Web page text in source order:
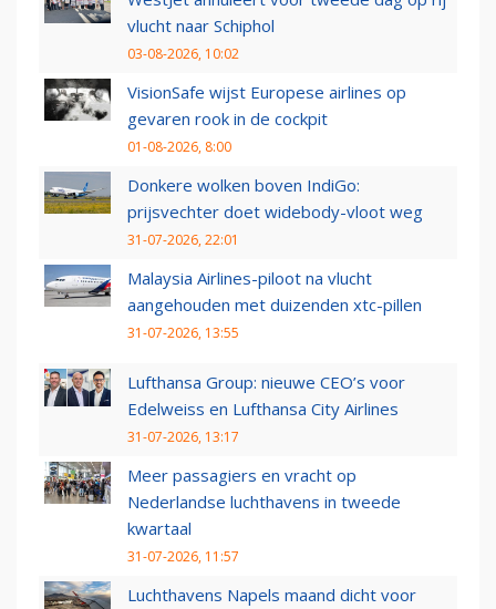
vlucht naar Schiphol
03-08-2026, 10:02
VisionSafe wijst Europese airlines op
gevaren rook in de cockpit
01-08-2026, 8:00
Donkere wolken boven IndiGo:
prijsvechter doet widebody-vloot weg
31-07-2026, 22:01
Malaysia Airlines-piloot na vlucht
aangehouden met duizenden xtc-pillen
31-07-2026, 13:55
Lufthansa Group: nieuwe CEO’s voor
Edelweiss en Lufthansa City Airlines
31-07-2026, 13:17
Meer passagiers en vracht op
Nederlandse luchthavens in tweede
kwartaal
31-07-2026, 11:57
Luchthavens Napels maand dicht voor